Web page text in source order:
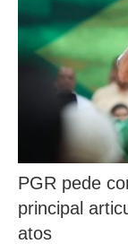
PGR pede
principal
atos